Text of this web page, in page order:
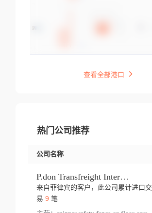
查看全部港口
热门公司推荐
公司名称
P.don Transfreight International
来自菲律宾的客户，此公司累计进口交
易 9 笔